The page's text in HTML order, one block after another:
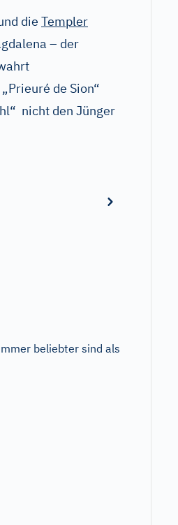
die Templer
– der
de Sion“
nicht den Jünger
beliebter sind als